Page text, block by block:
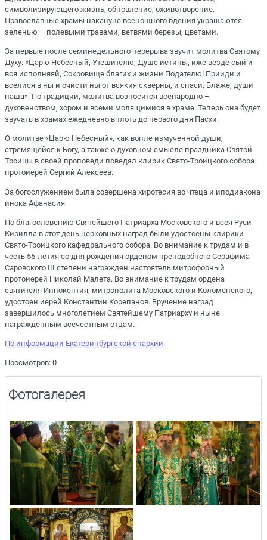
символизирующего жизнь, обновление, оживотворение.
Православные храмы накануне всенощного бдения украшаются
зеленью – полевыми травами, ветвями березы, цветами.
За первые после семинедельного перерыва звучит молитва Святому
Духу: «Царю Небесный, Утешителю, Душе истины, иже везде сый и
вся исполняяй, Сокровище благих и жизни Подателю! Прииди и
вселися в ны и очисти ны от всякия скверны, и спаси, Блаже, души
наша». По традиции, молитва возносится всенародно –
духовенством, хором и всеми молящимися в храме. Теперь она будет
звучать в храмах ежедневно вплоть до первого дня Пасхи.
О молитве «Царю Небесный», как вопле измученной души,
стремящейся к Богу, а также о духовном смысле праздника Святой
Троицы в своей проповеди поведал клирик Свято-Троицкого собора
протоиерей Сергий Алексеев.
За богослужением была совершена хиротесия во чтеца и иподиакона
инока Афанасия.
По благословению Святейшего Патриарха Московского и всея Руси
Кирилла в этот день церковных наград были удостоены клирики
Свято-Троицкого кафедрального собора. Во внимание к трудам и в
честь 55-летия со дня рождения орденом преподобного Серафима
Саровского III степени награжден настоятель митрофорный
протоиерей Николай Малета. Во внимание к трудам ордена
святителя Иннокентия, митрополита Московского и Коломенского,
удостоен иерей Константин Корепанов. Вручение наград
завершилось многолетием Святейшему Патриарху и ныне
награжденным всечестным отцам.
По информации Екатеринбургской епархии
Просмотров: 0
Фотогалерея